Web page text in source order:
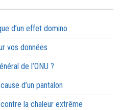
d’un effet domino
vos données
de l’ONU ?
d’un pantalon
la chaleur extrême